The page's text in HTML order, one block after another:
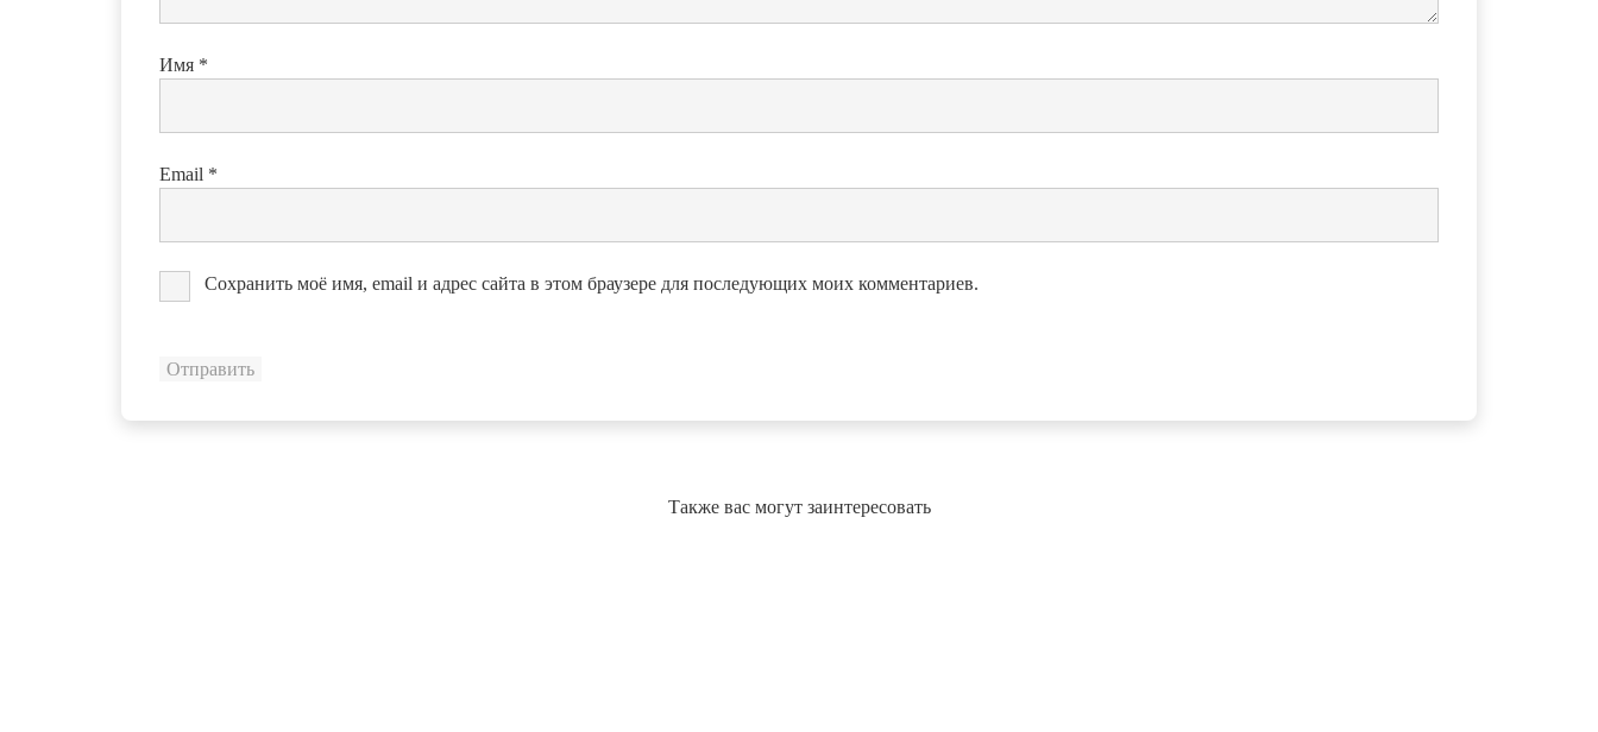
Имя *
Email *
Сохранить моё имя, email и адрес сайта в этом браузере для последующих моих комментариев.
Также вас могут заинтересовать